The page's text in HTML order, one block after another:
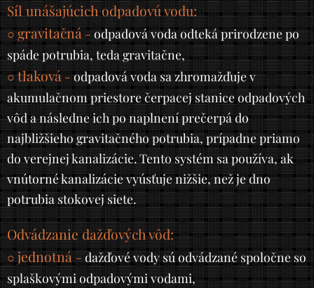
Síl unášajúcich odpadovú vodu:
○gravitačná -odpadová voda odteká prirodzene po
spáde potrubia, teda gravitačne,
○tlaková-odpadová voda sa zhromažďuje v
akumulačnom priestore čerpacej stanice odpadových
vôd a následne ich po naplnení prečerpá do
najbližšieho gravitačného potrubia, prípadne priamo
do verejnej kanalizácie. Tento systém sa používa, ak
vnútorné kanalizácie vyúsťuje nižšie, než je dno
potrubia stokovej siete.
Odvádzanie dažďových vôd:
○jednotná-dažďové vody sú odvádzané spoločne so
splaškovými odpadovými vodami,